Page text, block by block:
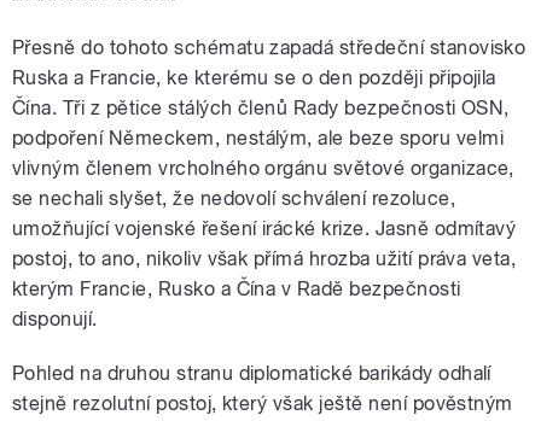
Přesně do tohoto schématu zapadá středeční stanovisko
Ruska a Francie, ke kterému se o den později připojila
Čína. Tři z pětice stálých členů Rady bezpečnosti OSN,
podpoření Německem, nestálým, ale beze sporu velmi
vlivným členem vrcholného orgánu světové organizace,
se nechali slyšet, že nedovolí schválení rezoluce,
umožňující vojenské řešení irácké krize. Jasně odmítavý
postoj, to ano, nikoliv však přímá hrozba užití práva veta,
kterým Francie, Rusko a Čína v Radě bezpečnosti
disponují.
Pohled na druhou stranu diplomatické barikády odhalí
stejně rezolutní postoj, který však ještě není pověstným